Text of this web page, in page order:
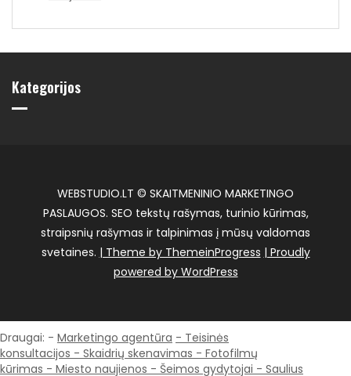
Kategorijos
WEBSTUDIO.LT © SKAITMENINIO MARKETINGO
PASLAUGOS. SEO tekstų rašymas, turinio kūrimas,
straipsnių rašymas ir talpinimas į mūsų valdomas
svetaines. | Theme by ThemeinProgress | Proudly
powered by WordPress
Draugai: - Marketingo agentūra - Teisinės
konsultacijos - Skaidrių skenavimas - Fotofilmų
kūrimas - Miesto naujienos - Šeimos gydytojai - Saulius